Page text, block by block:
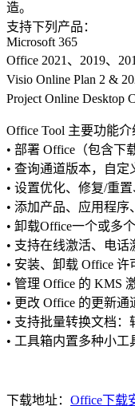
造。
支持下列产品：
Microsoft 365
Office 2021、2019、
Visio Online Plan 2 &
Project Online Desktop
Office Tool 主要功能介
• 部署 Office（包含下
• 查询通道版本，自
• 设置优化、修复/重
• 添加产品、应用程
• 卸载Office一个或多
• 支持在线激活、电
• 安装、卸载 Office 许
• 管理 Office 的 KMS
• 更改 Office 的更新
• 支持批量转换文档
• 工具箱内置多种小工
下载地址： Office下载